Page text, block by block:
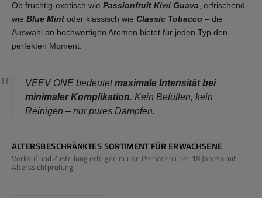
Ob fruchtig-exotisch wie Passionfruit Kiwi Guava, erfrischend
wie Blue Mint oder klassisch wie Classic Tobacco – die
Auswahl an hochwertigen Aromen bietet für jeden Typ den
perfekten Moment.
VEEV ONE bedeutetmaximale Intensität bei
minimaler Komplikation. Kein Befüllen, kein
Reinigen – nur pures Dampfen.
ALTERSBESCHRÄNKTES SORTIMENT FÜR ERWACHSENE
Verkauf und Zustellung erfolgen nur an Personen über 18 Jahren mit
Alterssichtprüfung.